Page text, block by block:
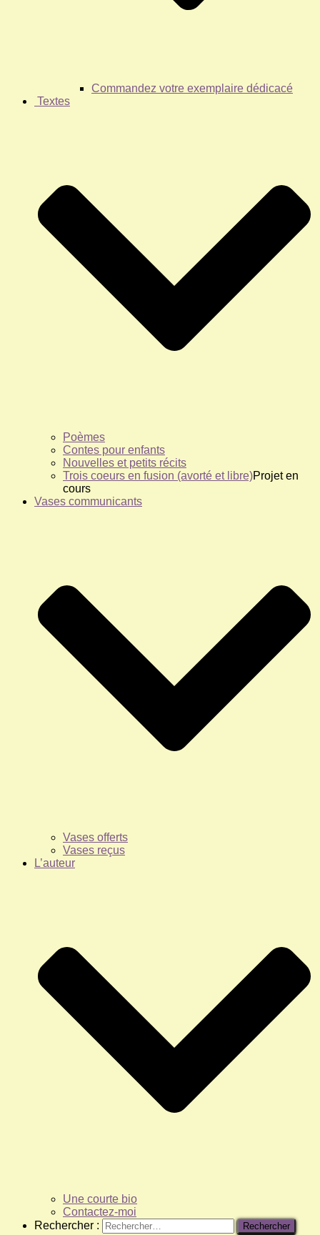
Commandez votre exemplaire dédicacé
Textes
Poèmes
Contes pour enfants
Nouvelles et petits récits
Trois coeurs en fusion (avorté et libre)Projet en
cours
Vases communicants
Vases offerts
Vases reçus
L’auteur
Une courte bio
Contactez-moi
Rechercher :